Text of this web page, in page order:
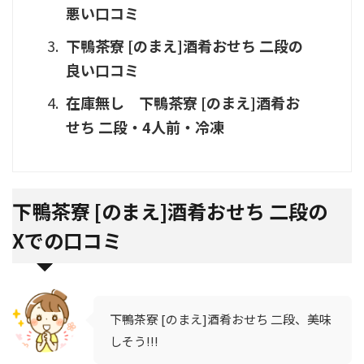
悪い口コミ
下鴨茶寮 [のまえ]酒肴おせち 二段の
良い口コミ
在庫無し 下鴨茶寮 [のまえ]酒肴お
せち 二段・4人前・冷凍
下鴨茶寮 [のまえ]酒肴おせち 二段の
Xでの口コミ
下鴨茶寮 [のまえ]酒肴おせち 二段、美味
しそう!!!